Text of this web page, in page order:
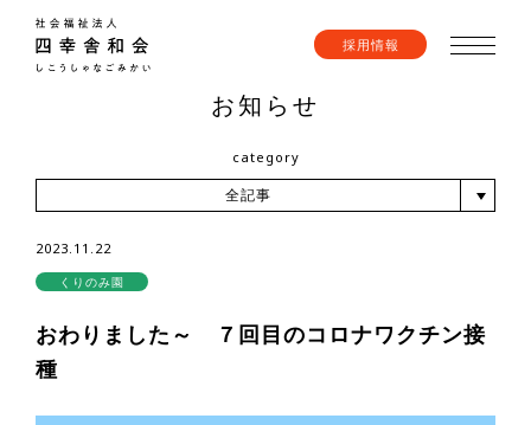
採用情報
お知らせ
category
全記事
2023.11.22
くりのみ園
おわりました～ ７回目のコロナワクチン接
種